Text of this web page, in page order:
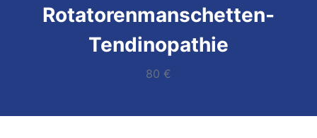
Rotatorenmanschetten-
Tendinopathie
80 €